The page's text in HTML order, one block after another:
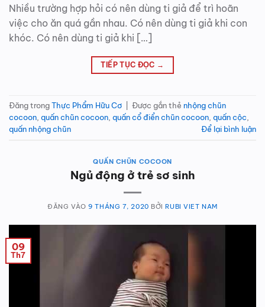
Nhiều trường hợp hỏi có nên dùng ti giả để trì hoãn
việc cho ăn quá gần nhau. Có nên dùng ti giả khi con
khóc. Có nên dùng ti giả khi […]
TIẾP TỤC ĐỌC →
Đăng trongThực Phẩm Hữu Cơ Được gắn thẻ nhộng chũn
cocoon quấn chũn cocoon quấn cổ điển chũn cocoon quấn cộc
quấn nhộng chũn
Để lại bình luận
QUẤN CHŨN COCOON
Ngủ động ở trẻ sơ sinh
ĐĂNG VÀO9 THÁNG 7, 2020 BỞIRUBI VIET NAM
09
Th7